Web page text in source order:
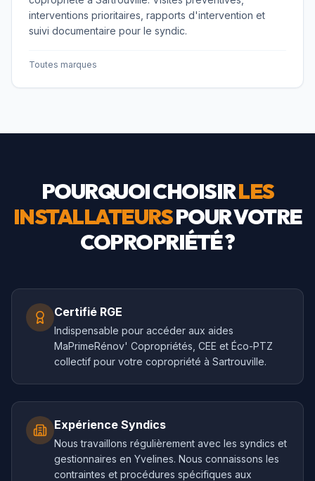
interventions prioritaires, rapports d'intervention et
suivi documentaire pour le syndic.
Toutes marques
POURQUOI CHOISIRLES
INSTALLATEURSPOUR VOTRE
COPROPRIÉTÉ ?
Certifié RGE
Indispensable pour accéder aux aides
MaPrimeRénov' Copropriétés, CEE et Éco-PTZ
collectif pour votre copropriété à Sartrouville.
Expérience Syndics
Nous travaillons régulièrement avec les syndics et
gestionnaires en Yvelines. Nous connaissons les
contraintes et procédures spécifiques aux